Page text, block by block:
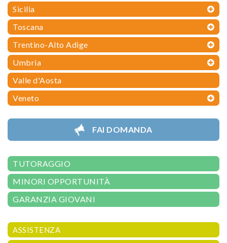
Sicilia
Toscana
Trentino-Alto Adige
Umbria
Valle d'Aosta
Veneto
FAI DOMANDA
TUTORAGGIO
MINORI OPPORTUNITÀ
GARANZIA GIOVANI
ASSISTENZA